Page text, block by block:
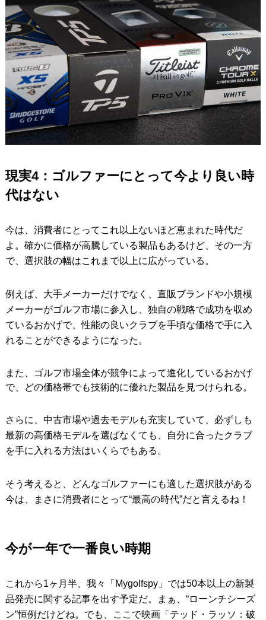
現実4：ゴルファーにとって今より良い時
代はない
今は、消費者にとってこれ以上ないほど恵まれた時代だ
よ。確かに価格が高騰している製品もあるけど、その一方
で、選択肢の幅はこれまで以上に広がっている。
例えば、大手メーカーだけでなく、直販ブランドや小規模
メーカーがゴルフ市場に参入し、独自の戦略で成功を収め
ているおかげで、性能の良いクラブを手頃な価格で手に入
れることができるようになった。
また、ゴルフ市場全体が競争によって進化しているおかげ
で、どの価格帯でも技術的に優れた製品を見つけられる。
さらに、中古市場や過去モデルも充実していて、必ずしも
最新の高価格モデルを選ばなくても、自分に合ったクラブ
を手に入れる方法はいくらでもある。
そう考えると、どんなゴルファーにも適した選択肢がある
今は、まさに消費者にとって“最高の時代”だと言えるね！
今が一年で一番良い時期
これから1ヶ月半、我々「Mygolfspy」では50本以上の新製
品発売に関する記事を出す予定だ。まぁ、“ローンチシーズ
ン”恒例だけどね。でも、ここで映画「テッド・ラッソ：破